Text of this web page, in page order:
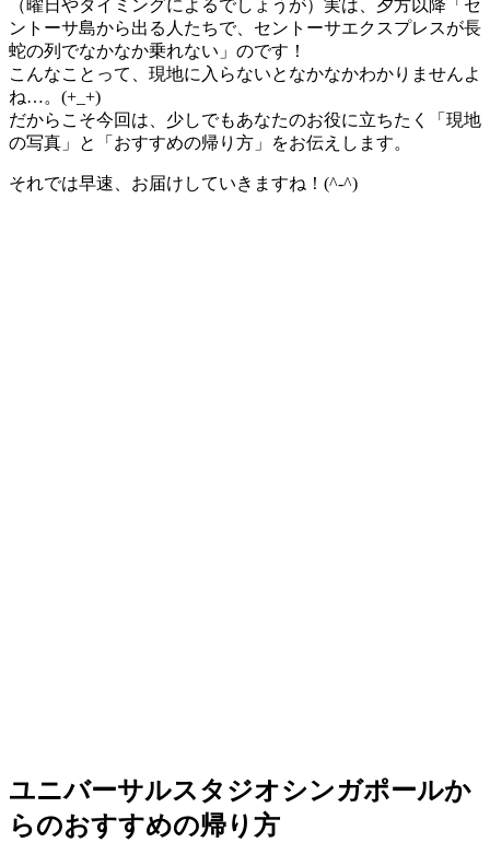
（曜日やタイミングによるでしょうが）実は、夕方以降 「 セ
ントーサ島から出る人たちで、セントーサエクスプレスが長
蛇の列でなかなか乗れない 」 のです！
こんなことって、現地に入らないとなかなかわかりませんよ
ね…。(+_+)
だからこそ今回は、少しでもあなたのお役に立ちたく
「 現地
の写真 」 と 「 おすすめの帰り方 」 をお伝えします。
それでは早速、お届けしていきますね！(^-^)
ユニバーサルスタジオシンガポールか
らのおすすめの帰り方